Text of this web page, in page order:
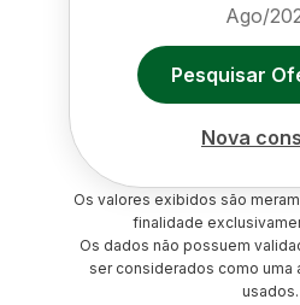
Ago/
Pesquisar
Nova
Os valores exibidos são
finalidade
Os dados não possuem
ser considerados como uma
usados.